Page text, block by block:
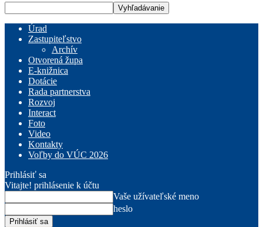
Úrad
Zastupiteľstvo
Archív
Otvorená župa
E-knižnica
Dotácie
Rada partnerstva
Rozvoj
Interact
Foto
Video
Kontakty
Voľby do VÚC 2026
Prihlásiť sa
Vitajte! prihlásenie k účtu
Vaše užívateľské meno
heslo